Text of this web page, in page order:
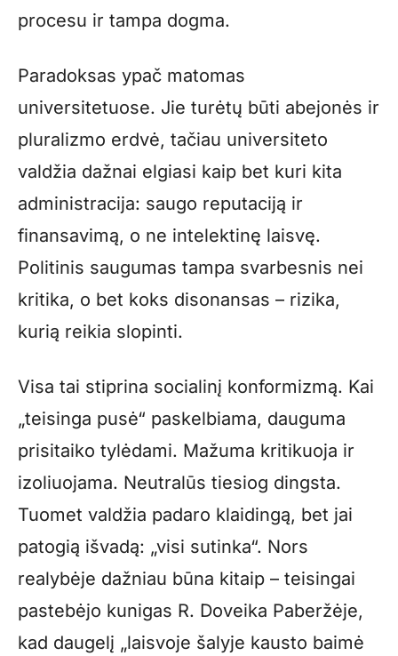
procesu ir tampa dogma.
Paradoksas ypač matomas
universitetuose. Jie turėtų būti abejonės ir
pluralizmo erdvė, tačiau universiteto
valdžia dažnai elgiasi kaip bet kuri kita
administracija: saugo reputaciją ir
finansavimą, o ne intelektinę laisvę.
Politinis saugumas tampa svarbesnis nei
kritika, o bet koks disonansas – rizika,
kurią reikia slopinti.
Visa tai stiprina socialinį konformizmą. Kai
„teisinga pusė“ paskelbiama, dauguma
prisitaiko tylėdami. Mažuma kritikuoja ir
izoliuojama. Neutralūs tiesiog dingsta.
Tuomet valdžia padaro klaidingą, bet jai
patogią išvadą: „visi sutinka“. Nors
realybėje dažniau būna kitaip – teisingai
pastebėjo kunigas R. Doveika Paberžėje,
kad daugelį „laisvoje šalyje kausto baimė